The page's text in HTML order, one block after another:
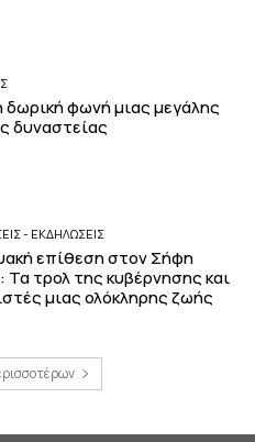
δωρική φωνή μιας μεγάλης
δυναστείας
- ΕΚΔΗΛΩΣΕΙΣ
επίθεση στον Σήφη
Τα τρολ της κυβέρνησης και
μιας ολόκληρης ζωής